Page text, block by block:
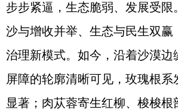
步步紧逼，生态脆弱、发展受限
沙与增收并举、生态与民生双赢
治理新模式。如今，沿着沙漠边
屏障的轮廓清晰可见，玫瑰根系
显著；肉苁蓉寄生红柳、梭梭根